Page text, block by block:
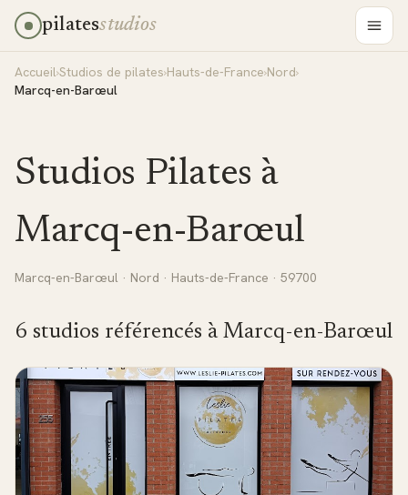
pilatesstudios
Accueil›Studios de pilates›Hauts-de-France›Nord›
Marcq-en-Barœul
Studios Pilates à
Marcq-en-Barœul
Marcq-en-Barœul · Nord · Hauts-de-France · 59700
6 studios référencés à Marcq-en-Barœul